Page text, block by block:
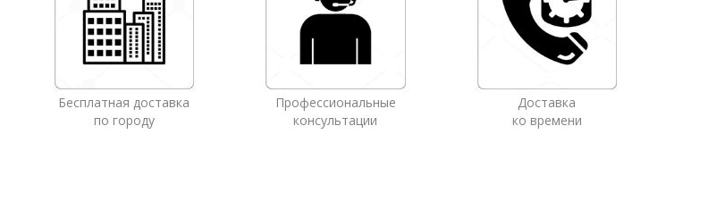
Бесплатная доставка
по городу
Профессиональные
консультации
Доставка
ко времени